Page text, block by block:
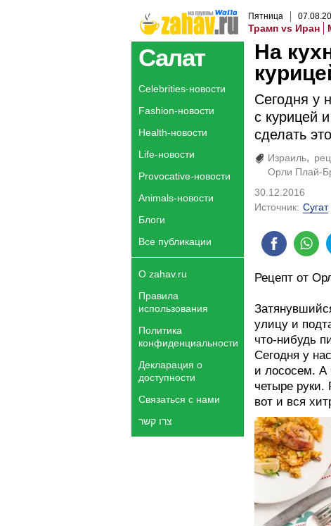
Пятница 07.08.
Трамп vs Иран
Салат
Celebrities-новости
Fashion-новости
Health-новости
Life-новости
Provocative-новости
Animals-новости
Блоги
Все публикации
О zahav.ru
Правила
использования
Политика
конфиденциальности
Декларация о
доступности
Связаться с нами
צרו קשר
На
Сегодня у
с курицей
сделать
Израиль
Орли Плай-
30.12.2016
Источник: Сугат
Рецепт от
улицу и
что-нибудь
Сегодня у
и лососем. А
четыре руки.
вот и вся